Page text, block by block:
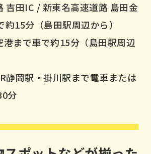
吉田IC / 新東名高速道路 島田金
約15分（島田駅周辺から）
港まで車で約15分（島田駅周辺
静岡駅・掛川駅まで電車または
分